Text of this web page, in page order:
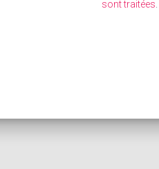
sont traitées